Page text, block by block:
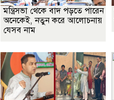
মন্ত্রিসভা থেকে বাদ পড়তে পারেন
অনেকেই, নতুন করে আলোচনায়
যেসব নাম